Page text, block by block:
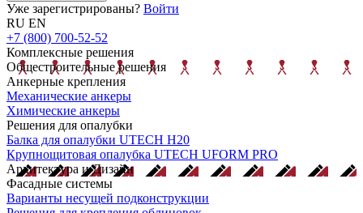
Уже зарегистрированы? Войти
RU EN
+7 (800) 700-52-52
Комплексные решения
Общестроительные решения
Анкерные крепления
Механические анкеры
Химические анкеры
Решения для опалубки
Балка для опалубки UTECH H20
Крупнощитовая опалубка UTECH UFORM PRO
Архитектура и Дизайн
Фасадные системы
Варианты несущей подконструкции